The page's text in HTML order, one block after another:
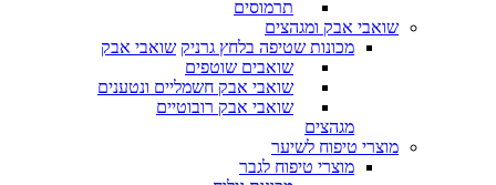
תרמוסים
שואבי אבק ומגהצים
מכונות שטיפה בלחץ גרניק שואבי אבק
שואבים שוטפים
שואבי אבק חשמליים ונטענים
שואבי אבק רובוטיים
מגהצים
מוצרי טיפוח לשיער
מוצרי טיפוח לגבר